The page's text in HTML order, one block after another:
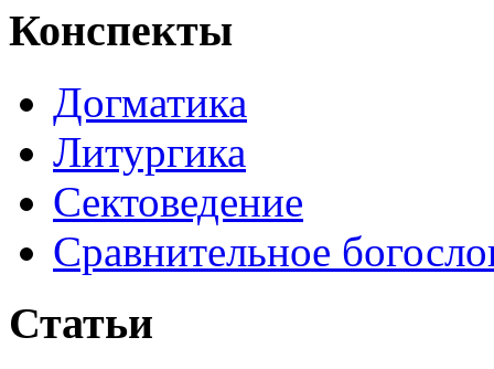
Конспекты
Догматика
Литургика
Сектоведение
Сравнительное
Статьи